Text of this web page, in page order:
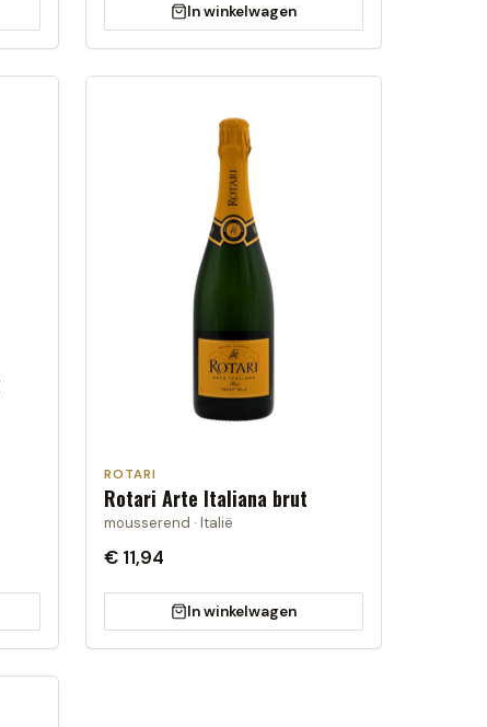
In winkelwagen
ROTARI
Rotari Arte Italiana brut
mousserend · Italië
€ 11,94
In winkelwagen